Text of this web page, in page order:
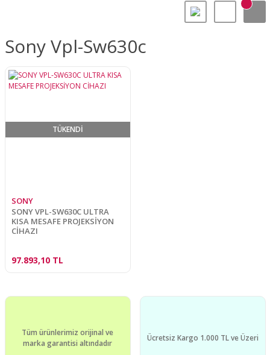
Sony Vpl-Sw630c
TÜKENDİ
SONY
SONY VPL-SW630C ULTRA
KISA MESAFE PROJEKSİYON
CİHAZI
97.893,10 TL
Tüm ürünlerimiz orijinal ve
marka garantisi altındadır
Ücretsiz Kargo 1.000 TL ve Üzeri